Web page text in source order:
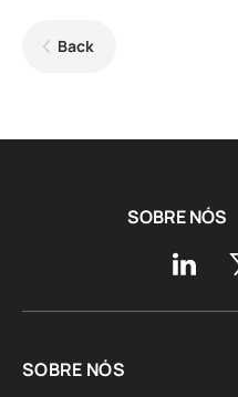
Back
SOBRE NÓS
SOBRE NÓS